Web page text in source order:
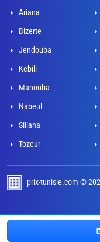
Ariana
Bizerte
Jendouba
Kebili
Manouba
Nabeul
Siliana
Tozeur
prix-tunisie.com ©